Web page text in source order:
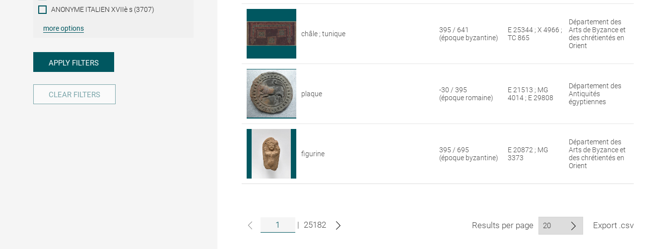
ANONYME ITALIEN XVIIè s (3707)
more options
APPLY FILTERS
CLEAR FILTERS
châle ; tunique
395 / 641
(époque byzantine)
E 25344 ; X 4966 ;
TC 865
Département des
Arts de Byzance et
des chrétientés en
Orient
plaque
-30 / 395
(époque romaine)
E 21513 ; MG
4014 ; E 29808
Département des
Antiquités
égyptiennes
figurine
395 / 695
(époque byzantine)
E 20872 ; MG
3373
Département des
Arts de Byzance et
des chrétientés en
Orient
| 25182 Results per page Export .csv